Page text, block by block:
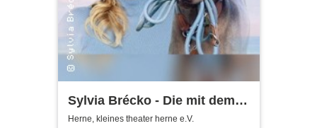
Sylvia Brécko - Die mit dem
Hund geht
Herne, kleines theater herne e.V.